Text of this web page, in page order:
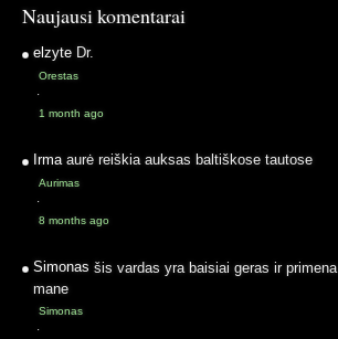
Naujausi komentarai
elzyte Dr.
Orestas
·
1 month ago
Irma aurė reiškia auksas baltiškose tautose
Aurimas
·
8 months ago
Simonas šis vardas yra baisiai geras ir primena
mane
Simonas
·